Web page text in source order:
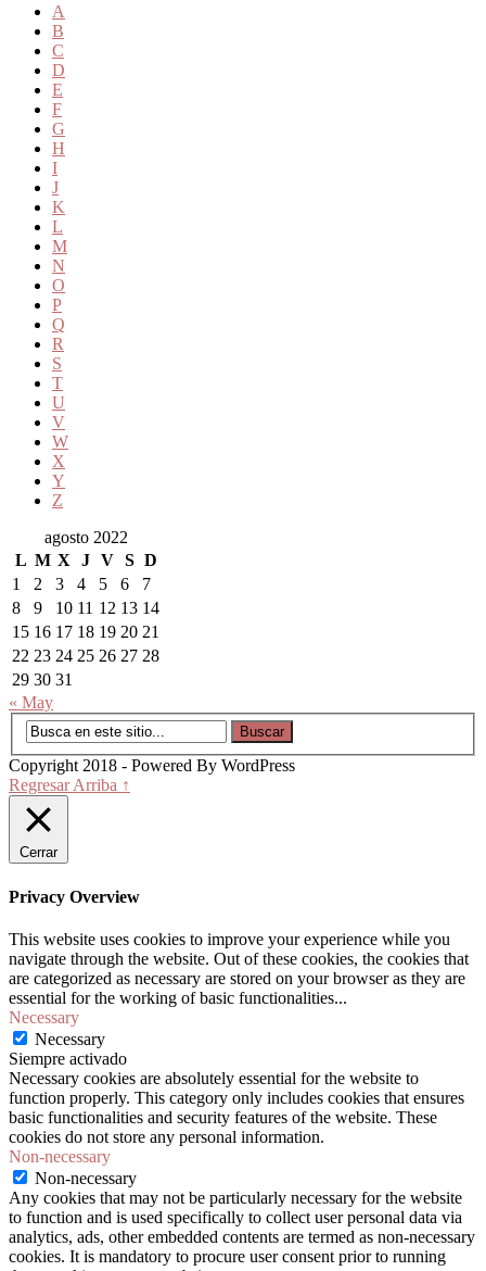
A
B
C
D
E
F
G
H
I
J
K
L
M
N
O
P
Q
R
S
T
U
V
W
X
Y
Z
agosto 2022
L M X J V S D
1
2 3 4 5 6
7
8
9 10 11 12 13 14
15 16 17 18 19 20 21
22 23 24 25 26 27 28
29 30 31
« May
Copyright 2018 - Powered By WordPress
Regresar Arriba ↑
Cerrar
Privacy Overview
This website uses cookies to improve your experience while you
navigate through the website. Out of these cookies, the cookies that
are categorized as necessary are stored on your browser as they are
essential for the working of basic functionalities...
Necessary
Necessary
Siempre activado
Necessary cookies are absolutely essential for the website to
function properly. This category only includes cookies that ensures
basic functionalities and security features of the website. These
cookies do not store any personal information.
Non-necessary
Non-necessary
Any cookies that may not be particularly necessary for the website
to function and is used specifically to collect user personal data via
analytics, ads, other embedded contents are termed as non-necessary
cookies. It is mandatory to procure user consent prior to running